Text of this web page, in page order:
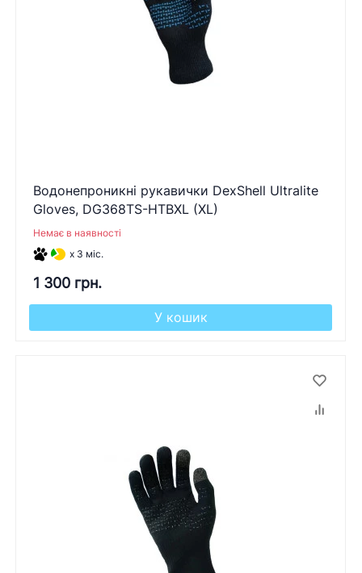
Водонепроникні рукавички DexShell Ultralite
Gloves, DG368TS-HTBXL (XL)
Немає в наявності
x 3 міс.
1 300 грн.
У кошик